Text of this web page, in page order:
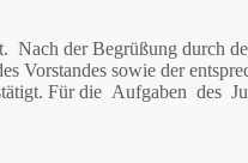
Nach der Begrüßung durch
Vorstandes sowie der
Für die Aufgaben des